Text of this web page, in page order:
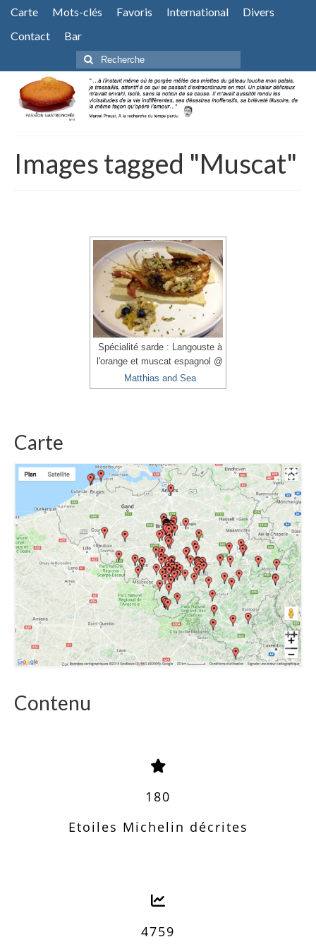
Carte Mots-clés Favoris International
Divers
Contact
Bar
Rechercher
:
Images tagged "Muscat"
Spécialité sarde : Langouste à
l'orange et muscat espagnol @
Matthias and Sea
Carte
Contenu
180
Etoiles Michelin décrites
4759